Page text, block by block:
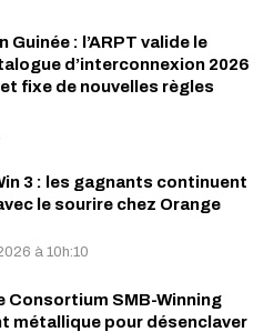
Guinée : l’ARPT valide le
d’interconnexion 2026
fixe de nouvelles règles
3 : les gagnants continuent
le sourire chez Orange
à 10h:10
Consortium SMB-Winning
métallique pour désenclaver